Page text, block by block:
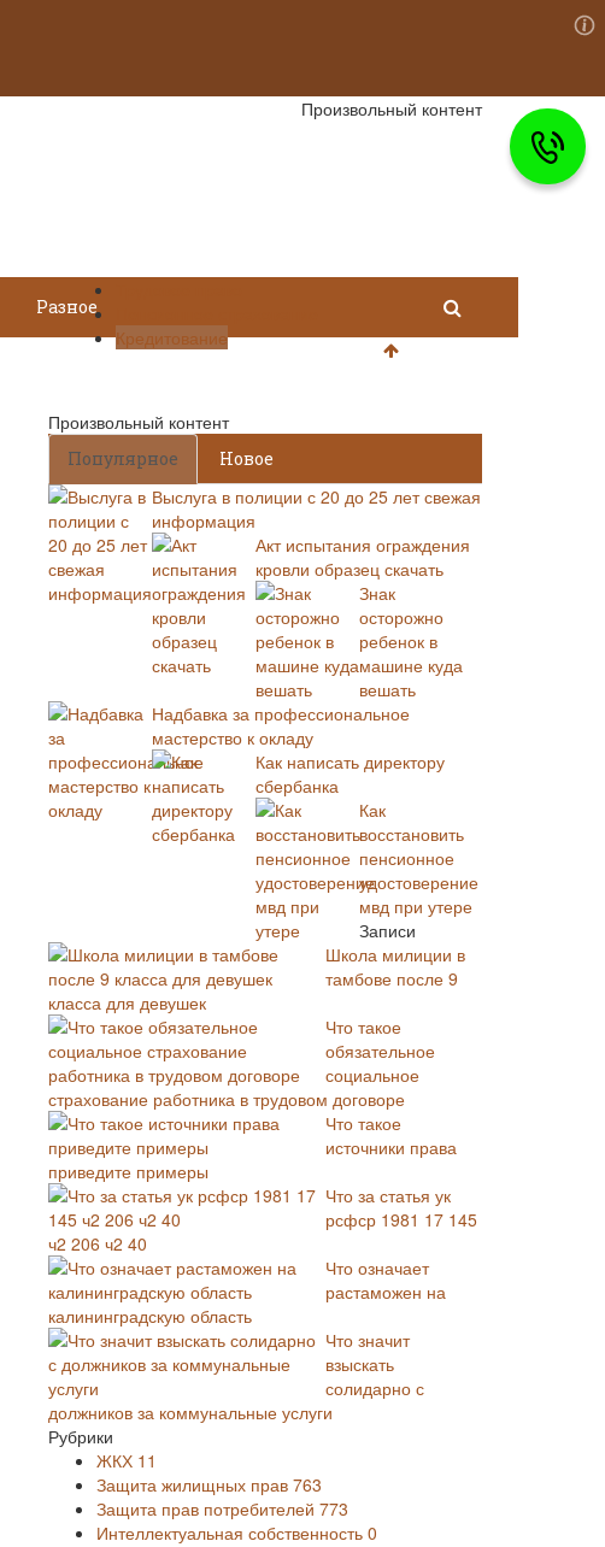
Произвольный контент
Разное
Кредитование
Произвольный контент
Популярное Новое
Выслуга в полиции с 20 до 25 лет свежая
информация
Акт испытания ограждения
кровли образец скачать
Знак
осторожно
ребенок в
машине куда
вешать
Надбавка за профессиональное
мастерство к окладу
Как написать директору
сбербанка
Как
восстановить
пенсионное
удостоверение
мвд при утере
Записи
Школа милиции в
тамбове после 9
класса для девушек
Что такое
обязательное
социальное
страхование работника в трудовом договоре
Что такое
источники права
приведите примеры
Что за статья ук
рсфср 1981 17 145
ч2 206 ч2 40
Что означает
растаможен на
калининградскую область
Что значит
взыскать
солидарно с
должников за коммунальные услуги
Рубрики
ЖКХ 11
Защита жилищных прав 763
Защита прав потребителей 773
Интеллектуальная собственность 0